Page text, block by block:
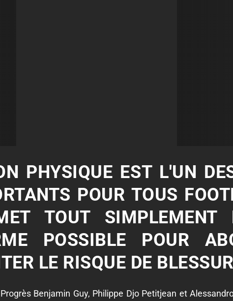
PHYSIQUE EST L'UN
POUR TOUS
TOUT SIMPLEMENT
POSSIBLE POUR
LE RISQUE DE
Benjamin Guy, Philippe Djo Petitjean et